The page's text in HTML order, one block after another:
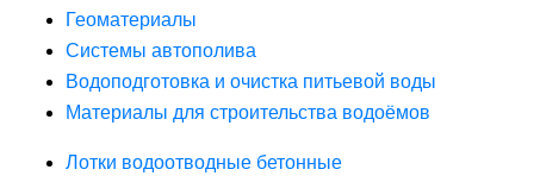
Геоматериалы
Системы автополива
Водоподготовка и очистка питьевой воды
Материалы для строительства водоёмов
Лотки водоотводные бетонные